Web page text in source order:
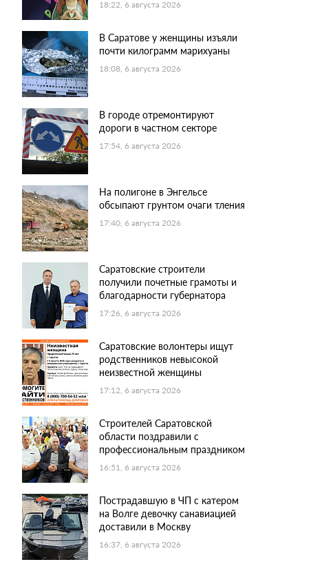
18:22, 6 августа 2026
В Саратове у женщины изъяли
почти килограмм марихуаны
18:08, 6 августа 2026
В городе отремонтируют
дороги в частном секторе
17:54, 6 августа 2026
На полигоне в Энгельсе
обсыпают грунтом очаги тления
17:40, 6 августа 2026
Саратовские строители
получили почетные грамоты и
благодарности губернатора
17:26, 6 августа 2026
Саратовские волонтеры ищут
родственников невысокой
неизвестной женщины
17:12, 6 августа 2026
Строителей Саратовской
области поздравили с
профессиональным праздником
16:51, 6 августа 2026
Пострадавшую в ЧП с катером
на Волге девочку санавиацией
доставили в Москву
16:37, 6 августа 2026